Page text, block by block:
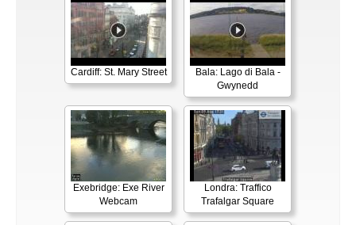
Cardiff: St. Mary Street
Bala: Lago di Bala -
Gwynedd
Exebridge: Exe River
Webcam
Londra: Traffico
Trafalgar Square